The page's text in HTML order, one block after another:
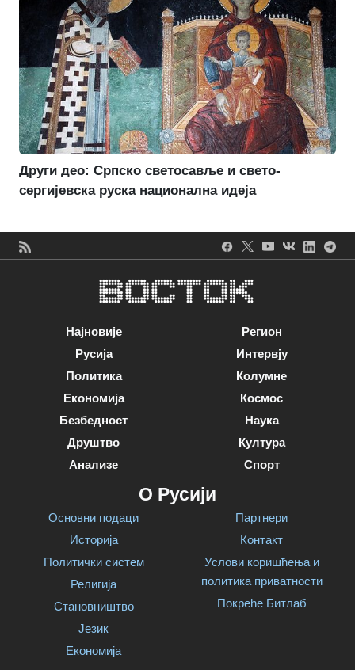
Други део: Српско светосавље и свето-
сергијевска руска национална идеја
Најновије
Русија
Политика
Економија
Безбедност
Друштво
Анализе
Регион
Интервју
Колумне
Космос
Наука
Култура
Спорт
О Русији
Основни подаци
Историја
Политички систем
Религија
Становништво
Језик
Економија
Партнери
Контакт
Услови коришћења и
политика приватности
Покреће Битлаб